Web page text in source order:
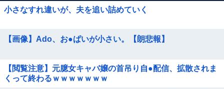
小さなすれ違いが、夫を追い詰めていく
【画像】Ado、お●ぱいが小さい。【朗悲報】
【閲覧注意】元臆女キャバ嬢の首吊り自●配信、拡散されま
くって終わるｗｗｗｗｗｗｗ